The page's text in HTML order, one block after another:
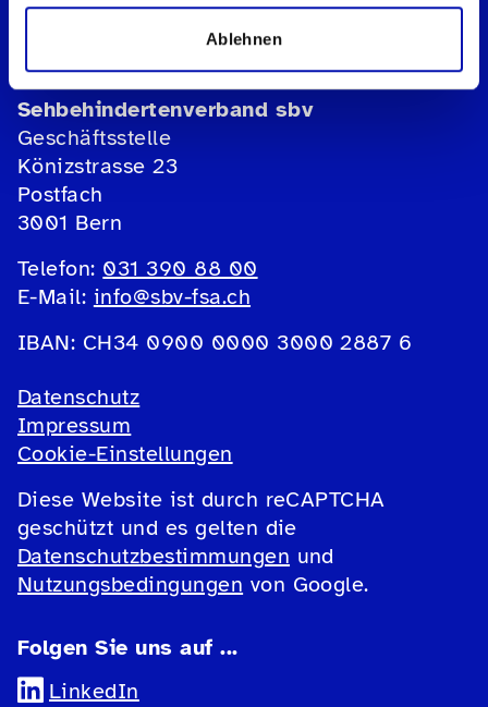
Ablehnen
Schweizerischer Blinden- und
Sehbehindertenverband sbv
Geschäftsstelle
Könizstrasse 23
Postfach
3001 Bern
Telefon: 031 390 88 00
E-Mail: info@sbv-fsa.ch
IBAN: CH34 0900 0000 3000 2887 6
Datenschutz
Impressum
Cookie-Einstellungen
Diese Website ist durch reCAPTCHA
geschützt und es gelten die
Datenschutzbestimmungen und
Nutzungsbedingungen von Google.
Folgen Sie uns auf ...
LinkedIn